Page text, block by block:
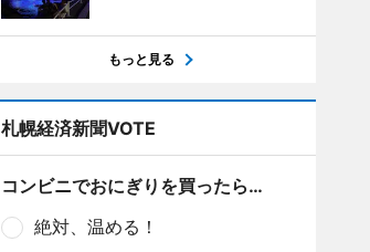
もっと見る
札幌経済新聞VOTE
コンビニでおにぎりを買ったら…
絶対、温める！